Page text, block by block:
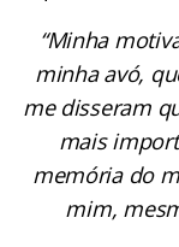
“Minha
minha avó,
me disseram
mais
memória do
mim,